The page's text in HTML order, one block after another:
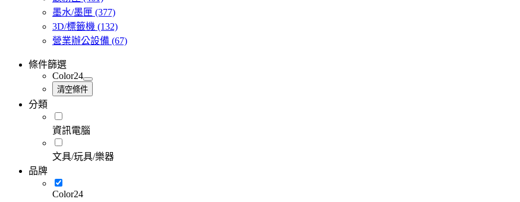
墨水/墨匣 (377)
3D/標籤機 (132)
營業辦公設備 (67)
條件篩選
Color24
清空條件
分類
資訊電腦
文具/玩具/樂器
品牌
Color24